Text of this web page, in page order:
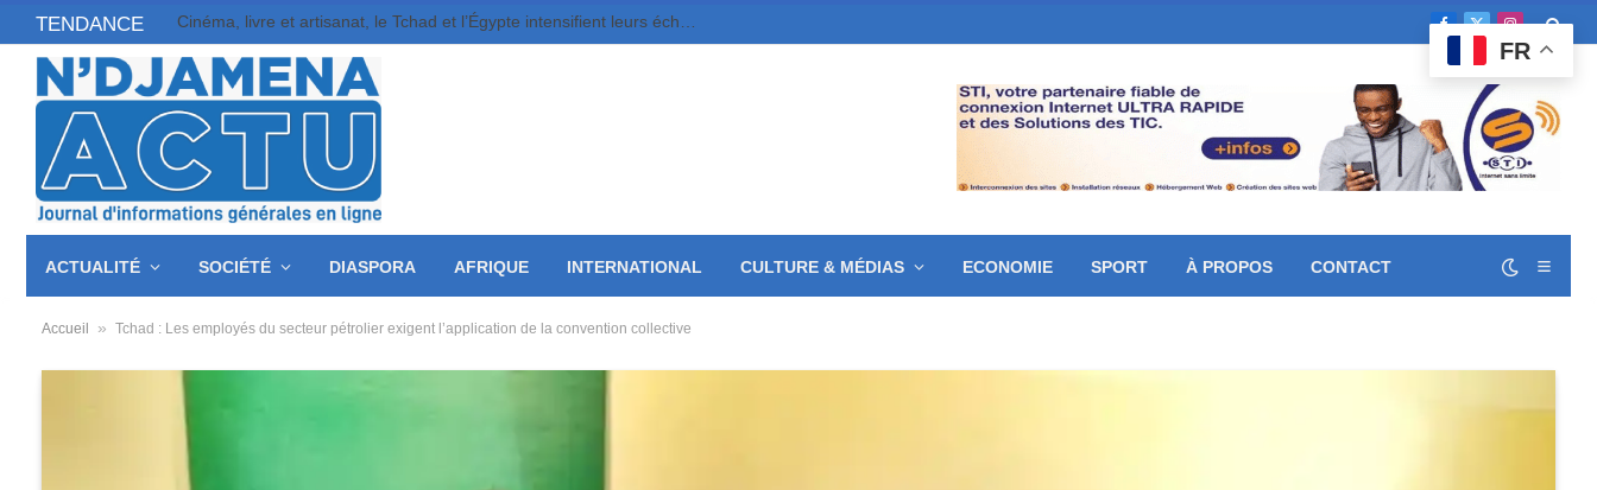
TENDANCE Cinéma, livre et artisanat, le Tchad et l’Égypte intensifient leurs échanges
Facebook
X
(Twitter)
ACTUALITÉ SOCIÉTÉ DIASPORA AFRIQUE INTERNATIONAL CULTURE & MÉDIAS ECONOMIE SPORT À PROPOS CONTACT
Accueil » Tchad : Les employés du secteur pétrolier exigent l’application de la convention collective
FR